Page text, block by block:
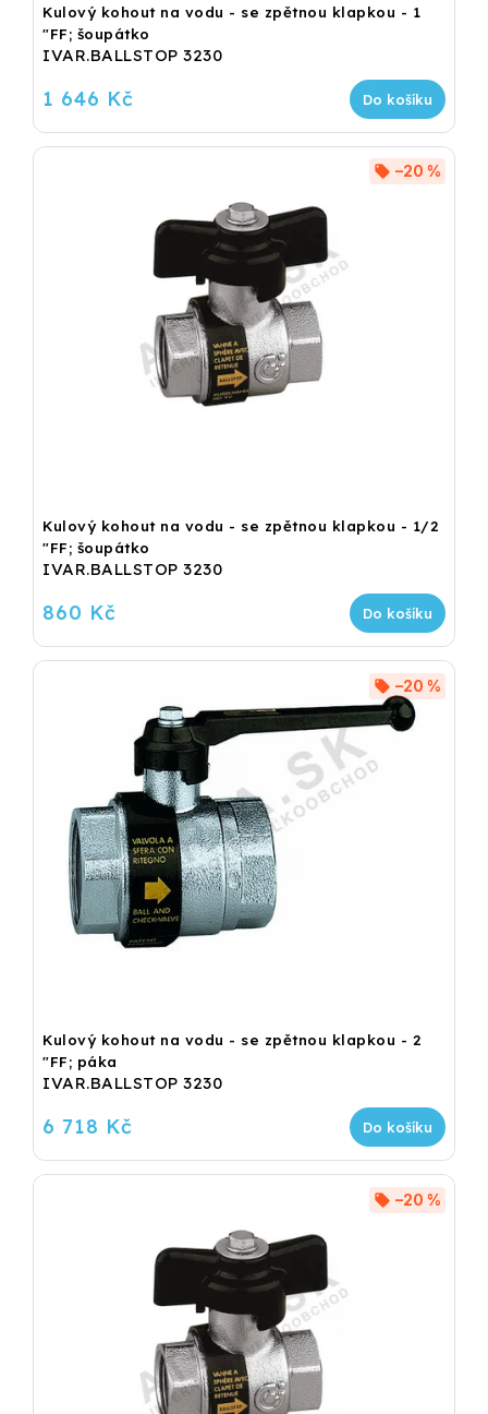
Kulový kohout na vodu - se zpětnou klapkou - 1
"FF; šoupátko
IVAR.BALLSTOP 3230
1 646 Kč Do košíku
Kulový kohout na vodu - se zpětnou klapkou - 1/2
"FF; šoupátko
IVAR.BALLSTOP 3230
–20 %
860 Kč Do košíku
Kulový kohout na vodu - se zpětnou klapkou - 2
"FF; páka
IVAR.BALLSTOP 3230
–20 %
6 718 Kč Do košíku
–20 %